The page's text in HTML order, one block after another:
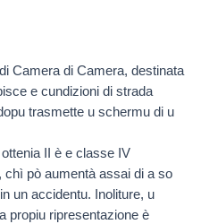
Camera di Camera, destinata
e cundizioni di strada
trasmette u schermu di u
II è e classe IV
chì pò aumentà assai di a so
un accidentu. Inoliture, u
propiu ripresentazione è